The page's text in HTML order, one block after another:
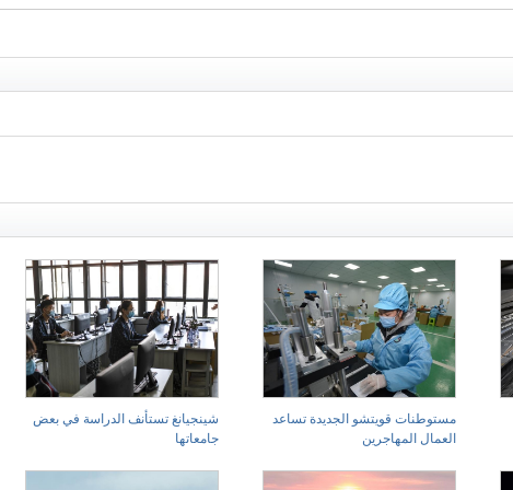
شينجيانغ تستأنف الدراسة في بعض
جامعاتها
مستوطنات قويتشو الجديدة تساعد
العمال المهاجرين